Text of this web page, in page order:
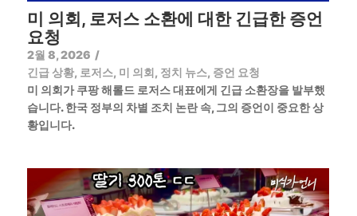
미 의회, 로저스 소환에 대한 긴급한 증언
요청
2월 8, 2026 /
긴급 상황, 로저스, 미 의회, 정치 뉴스, 증언 요청
미 의회가 쿠팡 해롤드 로저스 대표에게 긴급 소환장을 발부했
습니다. 한국 정부의 차별 조치 논란 속, 그의 증언이 중요한 상
황입니다.